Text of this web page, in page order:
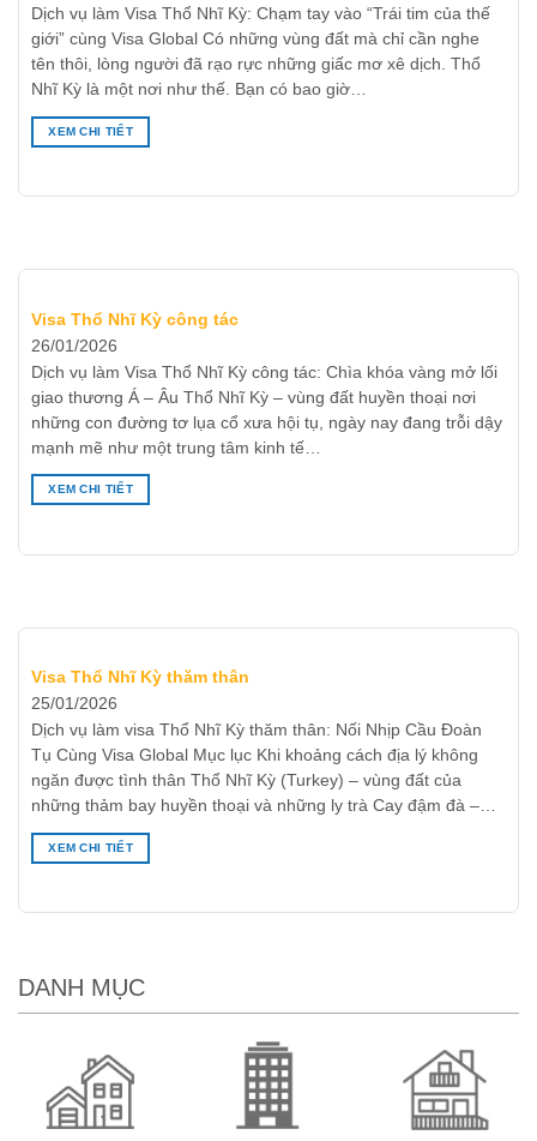
Dịch vụ làm Visa Thổ Nhĩ Kỳ: Chạm tay vào “Trái tim của thế
giới” cùng Visa Global Có những vùng đất mà chỉ cần nghe
tên thôi, lòng người đã rạo rực những giấc mơ xê dịch. Thổ
Nhĩ Kỳ là một nơi như thế. Bạn có bao giờ…
XEM CHI TIẾT
Visa Thổ Nhĩ Kỳ công tác
26/01/2026
Dịch vụ làm Visa Thổ Nhĩ Kỳ công tác: Chìa khóa vàng mở lối
giao thương Á – Âu Thổ Nhĩ Kỳ – vùng đất huyền thoại nơi
những con đường tơ lụa cổ xưa hội tụ, ngày nay đang trỗi dậy
mạnh mẽ như một trung tâm kinh tế…
XEM CHI TIẾT
Visa Thổ Nhĩ Kỳ thăm thân
25/01/2026
Dịch vụ làm visa Thổ Nhĩ Kỳ thăm thân: Nối Nhịp Cầu Đoàn
Tụ Cùng Visa Global Mục lục Khi khoảng cách địa lý không
ngăn được tình thân Thổ Nhĩ Kỳ (Turkey) – vùng đất của
những thảm bay huyền thoại và những ly trà Cay đậm đà –…
XEM CHI TIẾT
DANH MỤC